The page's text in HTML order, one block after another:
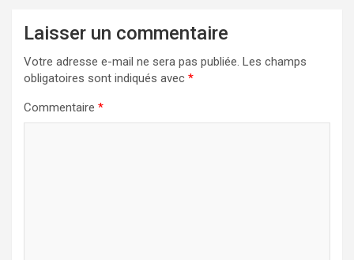
Laisser un commentaire
Votre adresse e-mail ne sera pas publiée. Les champs
obligatoires sont indiqués avec *
Commentaire *